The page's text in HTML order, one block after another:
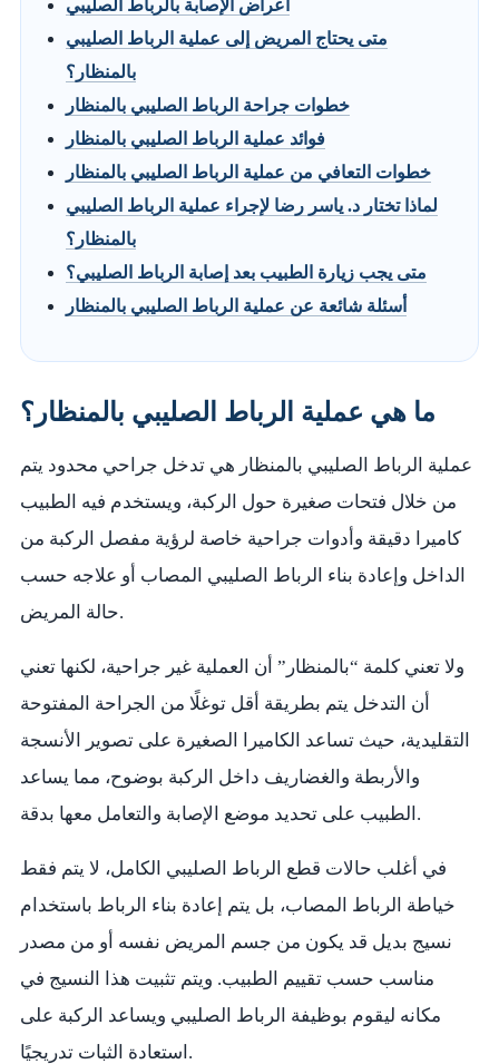
أعراض الإصابة بالرباط الصليبي
متى يحتاج المريض إلى عملية الرباط الصليبي
بالمنظار؟
خطوات جراحة الرباط الصليبي بالمنظار
فوائد عملية الرباط الصليبي بالمنظار
خطوات التعافي من عملية الرباط الصليبي بالمنظار
لماذا تختار د. ياسر رضا لإجراء عملية الرباط الصليبي
بالمنظار؟
متى يجب زيارة الطبيب بعد إصابة الرباط الصليبي؟
أسئلة شائعة عن عملية الرباط الصليبي بالمنظار
ما هي عملية الرباط الصليبي بالمنظار؟
عملية الرباط الصليبي بالمنظار هي تدخل جراحي محدود يتم
من خلال فتحات صغيرة حول الركبة، ويستخدم فيه الطبيب
كاميرا دقيقة وأدوات جراحية خاصة لرؤية مفصل الركبة من
الداخل وإعادة بناء الرباط الصليبي المصاب أو علاجه حسب
حالة المريض.
ولا تعني كلمة “بالمنظار” أن العملية غير جراحية، لكنها تعني
أن التدخل يتم بطريقة أقل توغلًا من الجراحة المفتوحة
التقليدية، حيث تساعد الكاميرا الصغيرة على تصوير الأنسجة
والأربطة والغضاريف داخل الركبة بوضوح، مما يساعد
الطبيب على تحديد موضع الإصابة والتعامل معها بدقة.
في أغلب حالات قطع الرباط الصليبي الكامل، لا يتم فقط
خياطة الرباط المصاب، بل يتم إعادة بناء الرباط باستخدام
نسيج بديل قد يكون من جسم المريض نفسه أو من مصدر
مناسب حسب تقييم الطبيب. ويتم تثبيت هذا النسيج في
مكانه ليقوم بوظيفة الرباط الصليبي ويساعد الركبة على
استعادة الثبات تدريجيًا.